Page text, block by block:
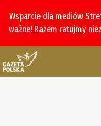
Wsparcie dla mediów
ważne! Razem ratujmy